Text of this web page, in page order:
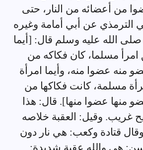
من أعضائه من النار، حتى
الترمذي عن أبي أمامة وغيره
الله عليه وسلم قال: [أيما
مسلما، كان فكاكه من
منه عضوا منه، وأيما امرأة
مسلمة، كانت فكاكها من
منها عضوا منها]. قال: هذا
وقيل: العقبة خلاصه
قتادة وكعب: هي نار دون
هي والله عقبة شديدة: